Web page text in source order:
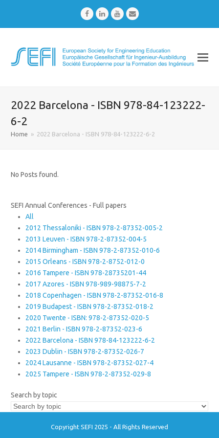
FacebookLinkedInYoutubeEmail
2022 Barcelona - ISBN 978-84-123222-
6-2
Home » 2022 Barcelona - ISBN 978-84-123222-6-2
No Posts found.
SEFI Annual Conferences - Full papers
All
2012 Thessaloniki - ISBN 978-2-87352-005-2
2013 Leuven - ISBN 978-2-87352-004-5
2014 Birmingham - ISBN 978-2-87352-010-6
2015 Orleans - ISBN 978-2-8752-012-0
2016 Tampere - ISBN 978-28735201-44
2017 Azores - ISBN 978-989-98875-7-2
2018 Copenhagen - ISBN 978-2-87352-016-8
2019 Budapest - ISBN 978-2-87352-018-2
2020 Twente - ISBN: 978-2-87352-020-5
2021 Berlin - ISBN 978-2-87352-023-6
2022 Barcelona - ISBN 978-84-123222-6-2
2023 Dublin - ISBN 978-2-87352-026-7
2024 Lausanne - ISBN 978-2-87352-027-4
2025 Tampere - ISBN 978-2-87352-029-8
Search by topic
Copyright SEFI 2025 - All Rights Reserved